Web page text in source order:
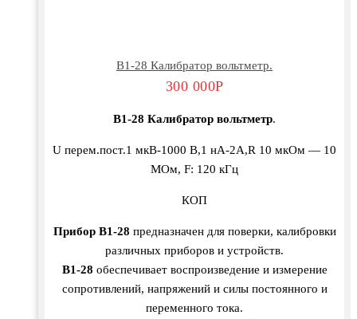
В1-28 Калибратор вольтметр.
300 000Р
В1-28 Калибратор вольтметр.
U перем.пост.1 мкВ-1000 В,1 нА-2А,R 10 мкОм — 10
МОм, F: 120 кГц
КОП
Прибор В1-28 предназначен для поверки, калибровки
различных приборов и устройств.
В1-28 обеспечивает воспроизведение и измерение
сопротивлений, напряжений и силы постоянного и
переменного тока.